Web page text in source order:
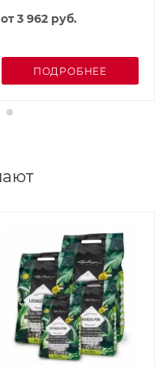
от3 962 руб.
ПОДРОБНЕЕ